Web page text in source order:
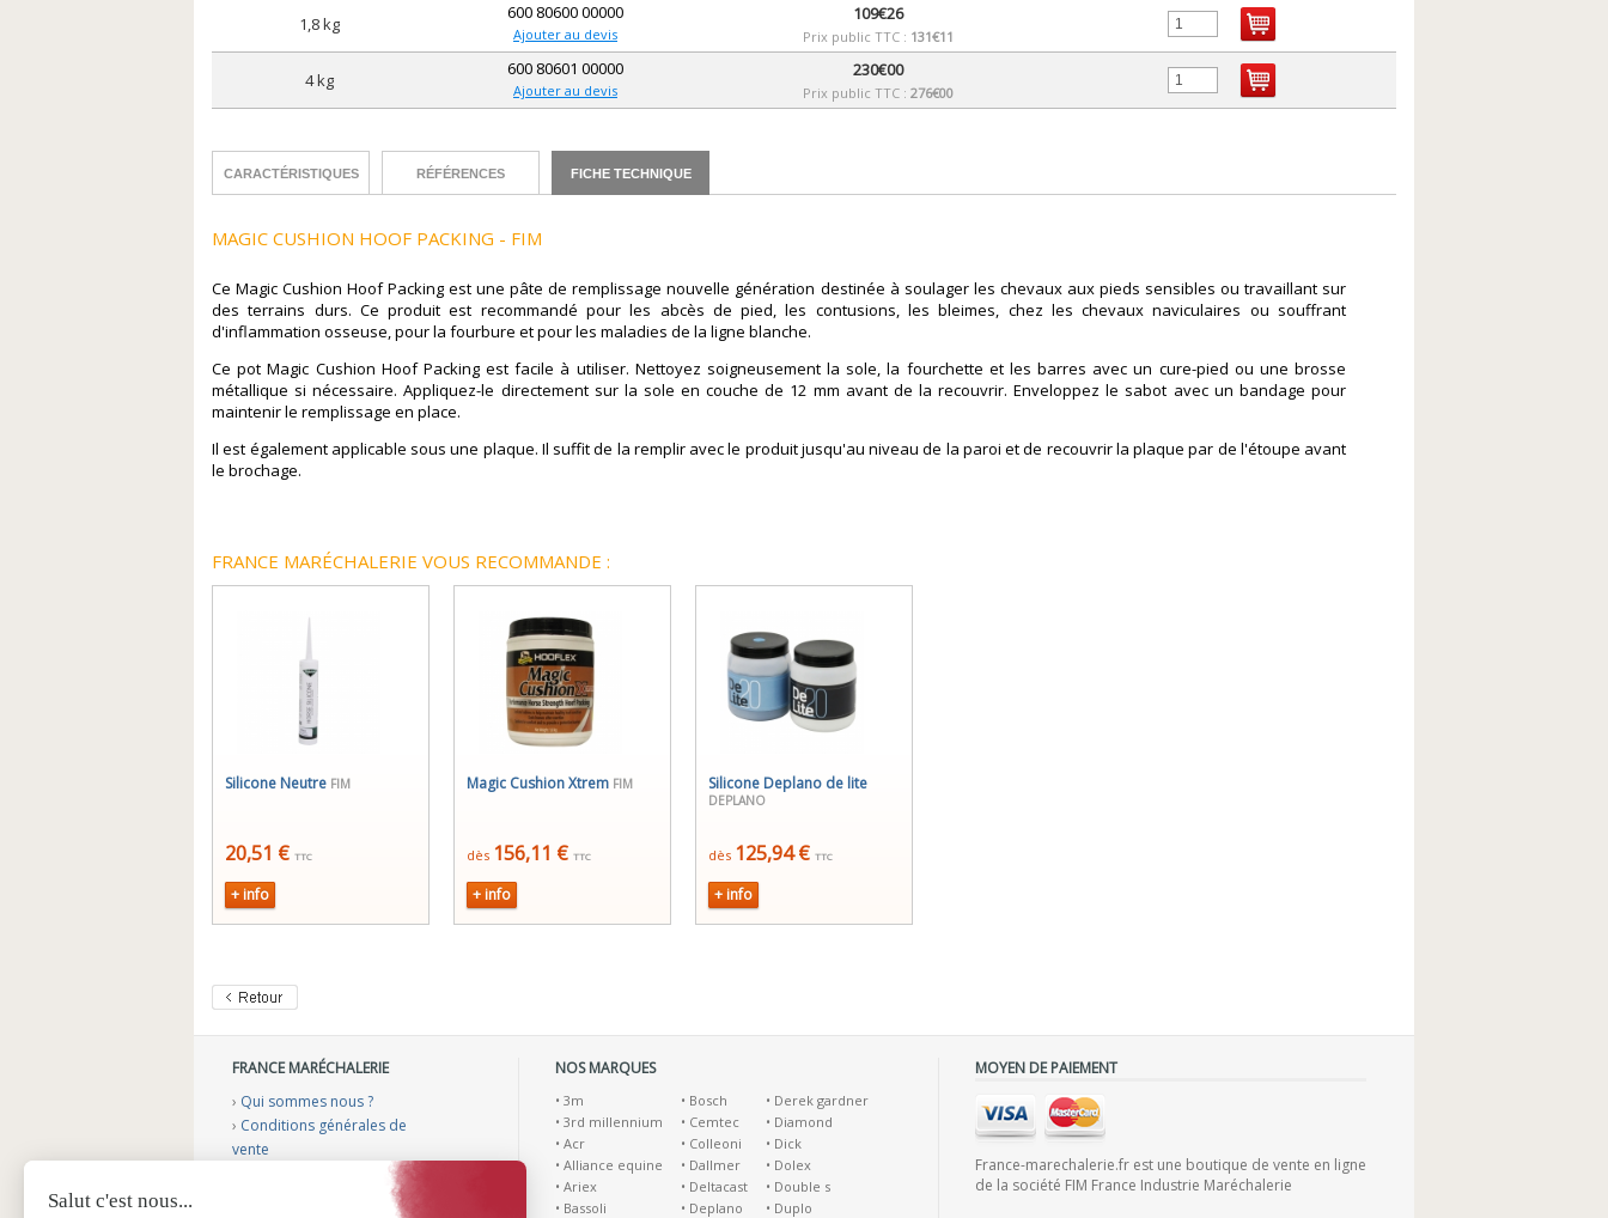
1,8 kg
600 80600 00000
Ajouter au devis
109€26
Prix public TTC : 131€11
4 kg
600 80601 00000
Ajouter au devis
230€00
Prix public TTC : 276€00
CARACTÉRISTIQUES RÉFÉRENCES FICHE TECHNIQUE
MAGIC CUSHION HOOF PACKING - FIM
Ce Magic Cushion Hoof Packing est une pâte de remplissage nouvelle génération destinée à soulager les chevaux aux pieds sensibles ou travaillant sur
des terrains durs. Ce produit est recommandé pour les abcès de pied, les contusions, les bleimes, chez les chevaux naviculaires ou souffrant
d'inflammation osseuse, pour la fourbure et pour les maladies de la ligne blanche.
Ce pot Magic Cushion Hoof Packing est facile à utiliser. Nettoyez soigneusement la sole, la fourchette et les barres avec un cure-pied ou une brosse
métallique si nécessaire. Appliquez-le directement sur la sole en couche de 12 mm avant de la recouvrir. Enveloppez le sabot avec un bandage pour
maintenir le remplissage en place.
Il est également applicable sous une plaque. Il suffit de la remplir avec le produit jusqu'au niveau de la paroi et de recouvrir la plaque par de l'étoupe avant
le brochage.
FRANCE MARÉCHALERIE VOUS RECOMMANDE :
Silicone Neutre FIM
20,51 € TTC
+ info
Magic Cushion Xtrem FIM
dès 156,11 € TTC
+ info
Silicone Deplano de lite
DEPLANO
dès 125,94 € TTC
+ info
FRANCE MARÉCHALERIE
› Qui sommes nous ?
› Conditions générales de
vente
NOS MARQUES
• 3m
• 3rd millennium
• Acr
• Alliance equine
• Ariex
• Bassoli
• Bosch
• Cemtec
• Colleoni
• Dallmer
• Deltacast
• Deplano
• Derek gardner
• Diamond
• Dick
• Dolex
• Double s
• Duplo
MOYEN DE PAIEMENT
France-marechalerie.fr est une boutique de vente en ligne
de la société FIM France Industrie Maréchalerie